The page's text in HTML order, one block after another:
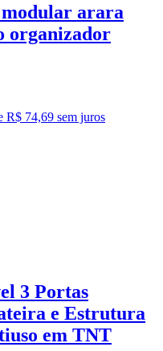
modular arara
organizador
R$ 74,69 sem juros
3 Portas
e Estrutura
em TNT